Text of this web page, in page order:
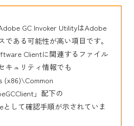
GC Invoker UtilityはAdobe
である可能性が高い項目です。
Clientに関連するファイル
キュリティ情報でも
(x86)\Common
」配下の
として確認手順が示されていま